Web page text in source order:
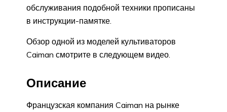
обслуживания подобной техники прописаны
в инструкции-памятке.
Обзор одной из моделей культиваторов
Caiman смотрите в следующем видео.
Описание
Французская компания Caiman на рынке